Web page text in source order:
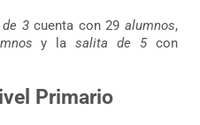
3cuenta con 29 alumnos,
y lasalita de 5con
Primario